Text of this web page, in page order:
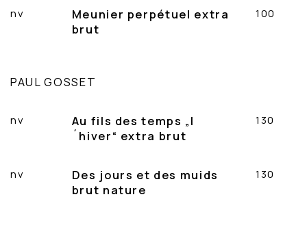
nv
Meunier perpétuel extra
brut
100
PAUL GOSSET
nv
Au fils des temps „l
´hiver“ extra brut
130
nv
Des jours et des muids
brut nature
130